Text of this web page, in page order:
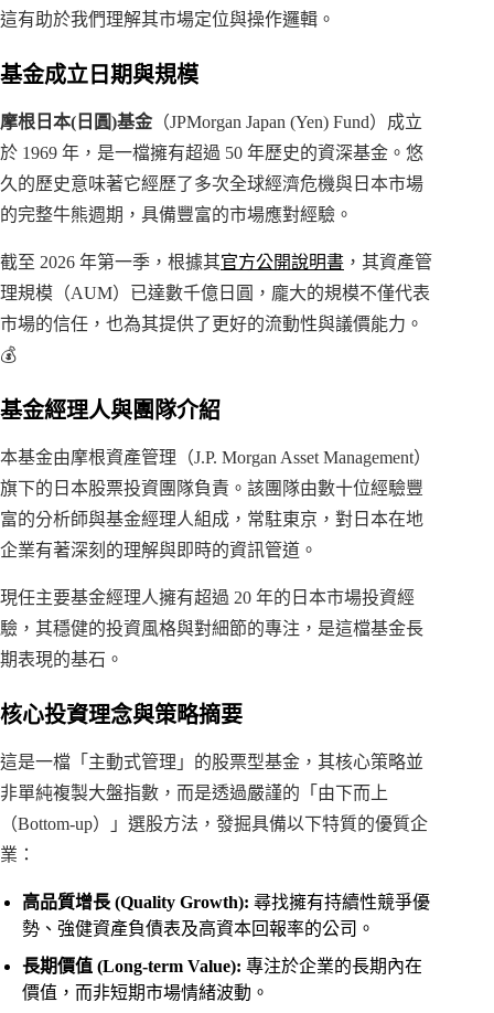
這有助於我們理解其市場定位與操作邏輯。
基金成立日期與規模
摩根日本(日圓)基金 （JPMorgan Japan (Yen) Fund）成立
於 1969 年，是一檔擁有超過 50 年歷史的資深基金。悠
久的歷史意味著它經歷了多次全球經濟危機與日本市場
的完整牛熊週期，具備豐富的市場應對經驗。
截至 2026 年第一季，根據其官方公開說明書 ，其資產管
理規模（AUM）已達數千億日圓，龐大的規模不僅代表
市場的信任，也為其提供了更好的流動性與議價能力。
💰
基金經理人與團隊介紹
本基金由摩根資產管理（J.P. Morgan Asset Management）
旗下的日本股票投資團隊負責。該團隊由數十位經驗豐
富的分析師與基金經理人組成，常駐東京，對日本在地
企業有著深刻的理解與即時的資訊管道。
現任主要基金經理人擁有超過 20 年的日本市場投資經
驗，其穩健的投資風格與對細節的專注，是這檔基金長
期表現的基石。
核心投資理念與策略摘要
這是一檔「主動式管理」的股票型基金，其核心策略並
非單純複製大盤指數，而是透過嚴謹的「由下而上
（Bottom-up）」選股方法，發掘具備以下特質的優質企
業：
高品質增長 (Quality Growth): 尋找擁有持續性競爭優
勢、強健資產負債表及高資本回報率的公司。
長期價值 (Long-term Value): 專注於企業的長期內在
價值，而非短期市場情緒波動。